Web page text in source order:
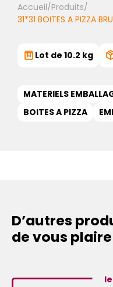
Accueil/Produits/
31*31 BOITES A PIZZA
Lot de 10.2 kg
MATERIELS
BOITES A PIZZA
D’autres
de vous